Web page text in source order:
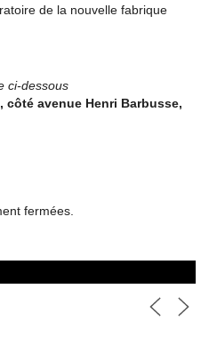
de la nouvelle fabrique
ci-dessous
côté avenue Henri Barbusse,
fermées.